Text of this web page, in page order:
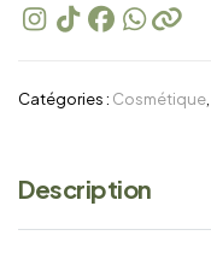
Catégories : Cosmétique
Description